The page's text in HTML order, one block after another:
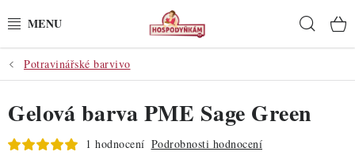
na
POTŘEBY
POMŮCKY
SUROVINY
Potravinářské barvivo
Gelová barva PME Sage Green
1 hodnocení Podrobnosti hodnocení